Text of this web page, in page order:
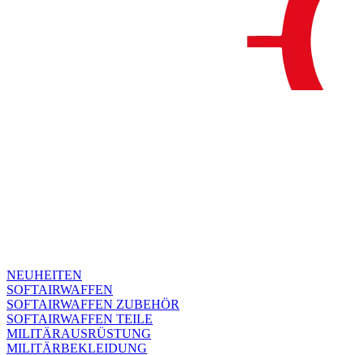
NEUHEITEN
SOFTAIRWAFFEN
SOFTAIRWAFFEN ZUBEHÖR
SOFTAIRWAFFEN TEILE
MILITÄRAUSRÜSTUNG
MILITÄRBEKLEIDUNG